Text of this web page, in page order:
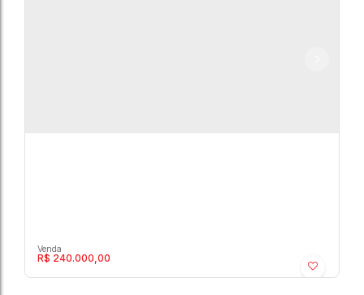
R$ 240.000,00